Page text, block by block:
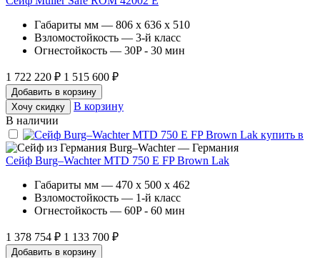
Габариты мм — 806 x 636 x 510
Взломостойкость — 3-й класс
Огнестойкость — 30P - 30 мин
1 722 220 ₽ 1 515 600 ₽
Добавить в корзину
Хочу скидку
В корзину
В наличии
Burg–Wachter — Германия
Сейф Burg–Wachter MTD 750 E FP Brown Lak
Габариты мм — 470 x 500 x 462
Взломостойкость — 1-й класс
Огнестойкость — 60P - 60 мин
1 378 754 ₽ 1 133 700 ₽
Добавить в корзину